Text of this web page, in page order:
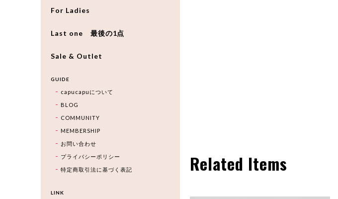
Related Items
For Ladies
Last one 最後の1点
Sale & Outlet
GUIDE
capucapuについて
BLOG
COMMUNITY
MEMBERSHIP
お問い合わせ
プライバシーポリシー
特定商取引法に基づく表記
LINK